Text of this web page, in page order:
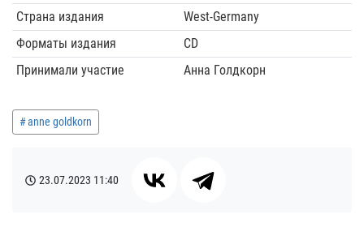
Страна издания
West-Germany
Форматы издания
CD
Принимали участие
Анна Голдкорн
anne goldkorn
23.07.2023 11:40